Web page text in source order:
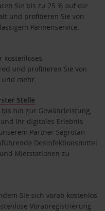
Sie bis zu 25 % auf die
und profitieren Sie von
Pannenservice.
kostenloses
und profitieren Sie von
mehr.
Stelle
hin zur Gewährleistung,
Ihr digitales Erlebnis
Partner Sagrotan
Desinfektionsmittel
Mietstationen zu
Sie sich vorab kostenlos
Vorabregistrierung